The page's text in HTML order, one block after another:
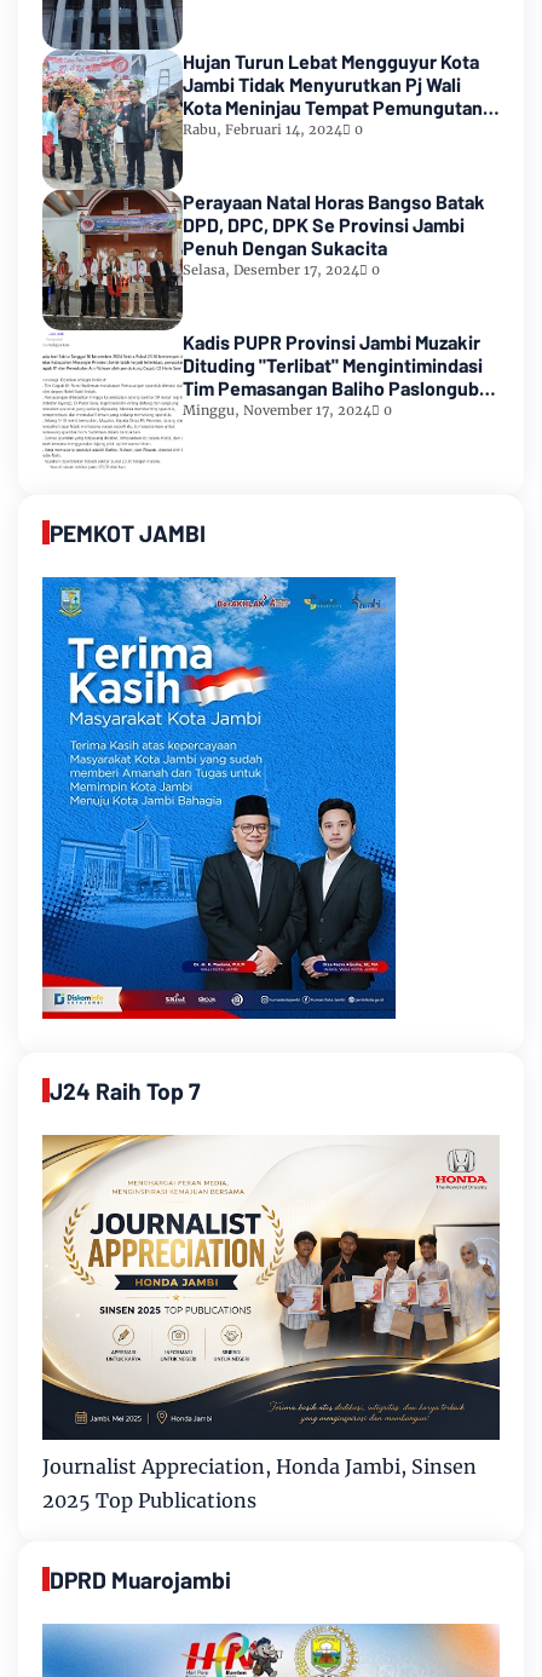
Hujan Turun Lebat Mengguyur Kota
Jambi Tidak Menyurutkan Pj Wali
Kota Meninjau Tempat Pemungutan
Suara Pemilu 2024
Rabu, Februari 14, 2024 0
Perayaan Natal Horas Bangso Batak
DPD, DPC, DPK Se Provinsi Jambi
Penuh Dengan Sukacita
Selasa, Desember 17, 2024 0
Kadis PUPR Provinsi Jambi Muzakir
Dituding "Terlibat" Mengintimindasi
Tim Pemasangan Baliho Paslongub
Romi-Sudirman
Minggu, November 17, 2024 0
PEMKOT JAMBI
J24 Raih Top 7
Journalist Appreciation, Honda Jambi, Sinsen
2025 Top Publications
DPRD Muarojambi